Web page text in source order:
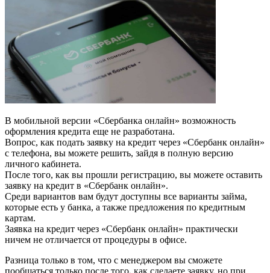
В мобильной версии «Сбербанка онлайн» возможность
оформления кредита еще не разработана.
Вопрос, как подать заявку на кредит через «Сбербанк онлайн»
с телефона, вы можете решить, зайдя в полную версию
личного кабинета.
После того, как вы прошли регистрацию, вы можете оставить
заявку на кредит в «Сбербанк онлайн».
Среди вариантов вам будут доступны все варианты займа,
которые есть у банка, а также предложения по кредитным
картам.
Заявка на кредит через «Сбербанк онлайн» практически
ничем не отличается от процедуры в офисе.
Разница только в том, что с менеджером вы сможете
пообщаться только после того, как сделаете заявку, но при